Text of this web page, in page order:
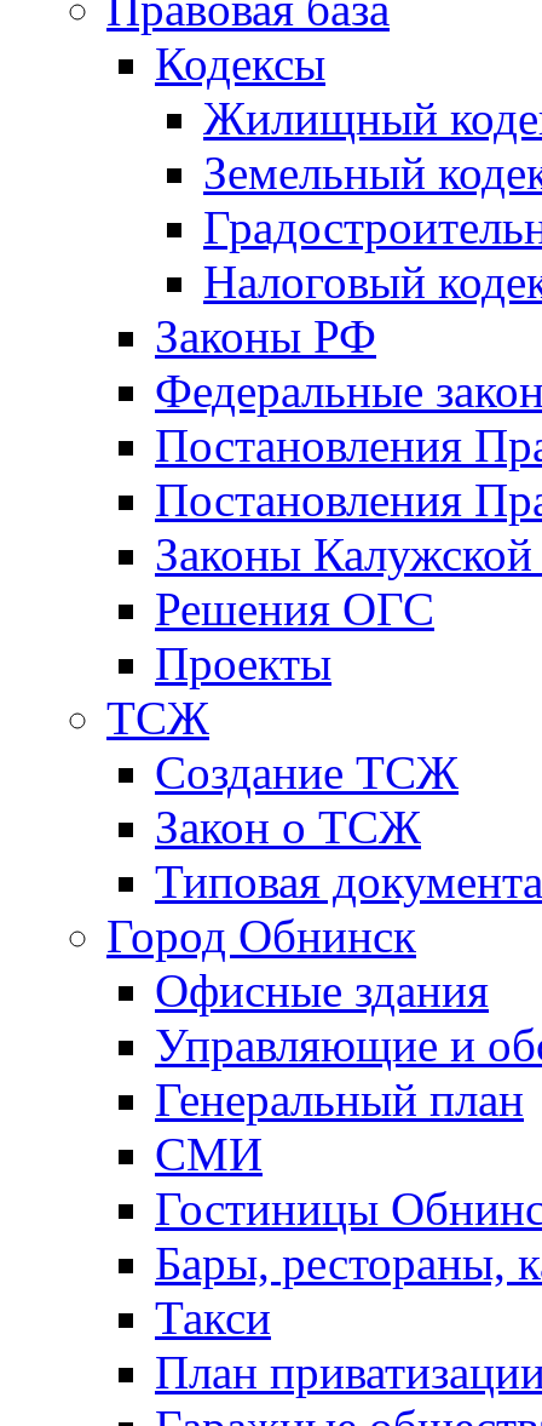
Кодексы
Жилищный
Земельный
Налоговый
Законы РФ
Федеральные
Постановления
Постановления
Законы Калужской
Решения ОГС
Проекты
ТСЖ
Создание ТСЖ
Закон о ТСЖ
Типовая
Город Обнинск
Офисные здания
Управляющие и
Генеральный план
СМИ
Гостиницы
Бары, рестораны,
Такси
План